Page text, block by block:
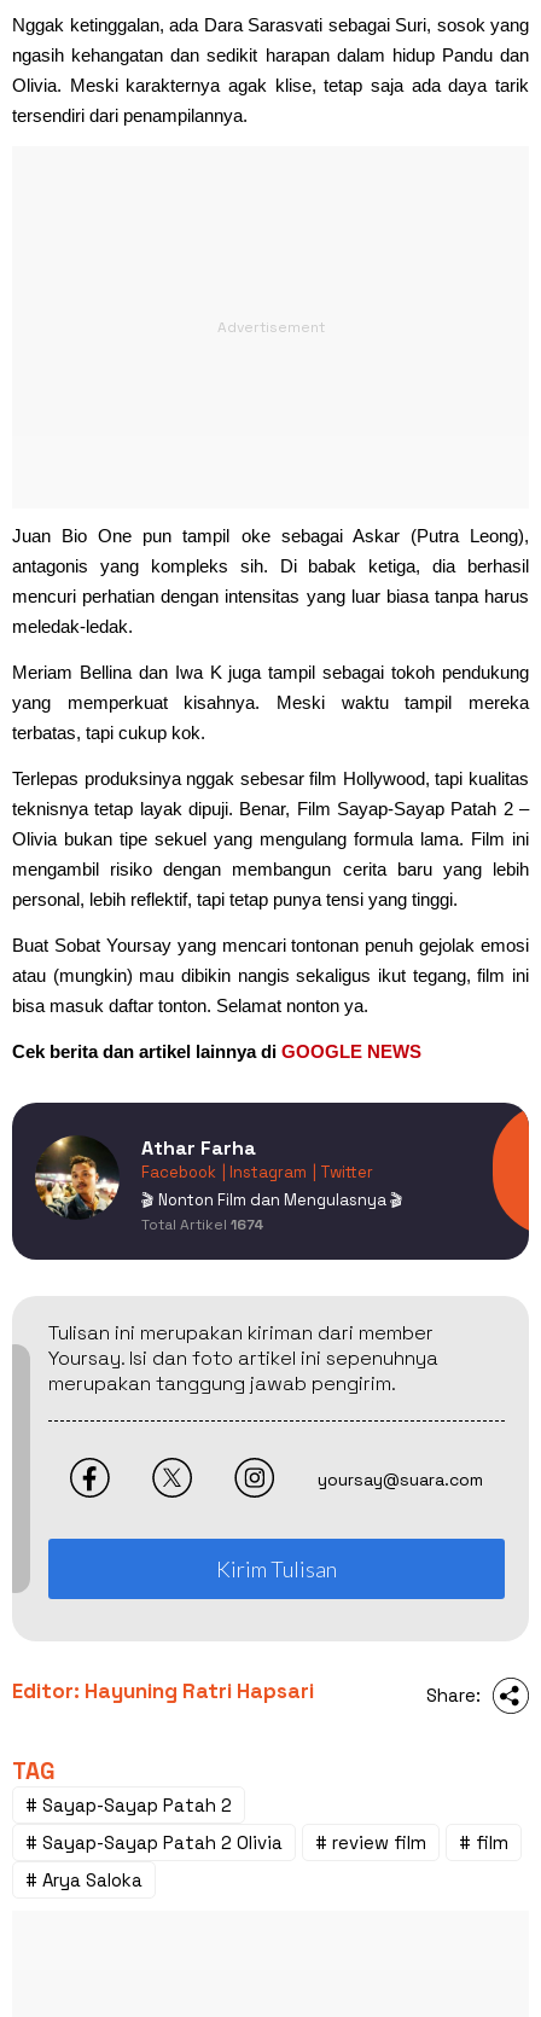
Nggak ketinggalan, ada Dara Sarasvati sebagai Suri, sosok yang
ngasih kehangatan dan sedikit harapan dalam hidup Pandu dan
Olivia. Meski karakternya agak klise, tetap saja ada daya tarik
tersendiri dari penampilannya.
Juan Bio One pun tampil oke sebagai Askar (Putra Leong),
antagonis yang kompleks sih. Di babak ketiga, dia berhasil
mencuri perhatian dengan intensitas yang luar biasa tanpa harus
meledak-ledak.
Meriam Bellina dan Iwa K juga tampil sebagai tokoh pendukung
yang memperkuat kisahnya. Meski waktu tampil mereka
terbatas, tapi cukup kok.
Terlepas produksinya nggak sebesar film Hollywood, tapi kualitas
teknisnya tetap layak dipuji. Benar, Film Sayap-Sayap Patah 2 –
Olivia bukan tipe sekuel yang mengulang formula lama. Film ini
mengambil risiko dengan membangun cerita baru yang lebih
personal, lebih reflektif, tapi tetap punya tensi yang tinggi.
Buat Sobat Yoursay yang mencari tontonan penuh gejolak emosi
atau (mungkin) mau dibikin nangis sekaligus ikut tegang, film ini
bisa masuk daftar tonton. Selamat nonton ya.
Cek berita dan artikel lainnya di GOOGLE NEWS
Athar Farha
Facebook | Instagram
| Twitter
🎬 Nonton Film dan Mengulasnya 🎬
Total Artikel 1674
Tulisan ini merupakan kiriman dari member
Yoursay. Isi dan foto artikel ini sepenuhnya
merupakan tanggung jawab pengirim.
yoursay@suara.com
Kirim Tulisan
Editor: Hayuning Ratri Hapsari Share:
TAG
# Sayap-Sayap Patah 2
# Sayap-Sayap Patah 2 Olivia
# review film
# film
# Arya Saloka